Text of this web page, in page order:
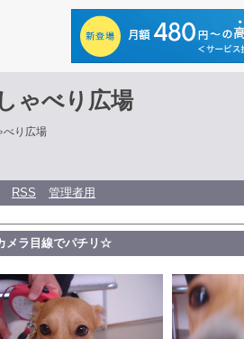
ゃべり広場
べり広場
RSS 管理者用
メラ目線でパチリ☆